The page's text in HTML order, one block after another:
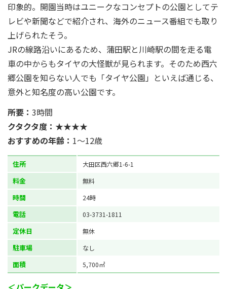
印象的。開園当時はユニークなコンセプトの公園としてテ
レビや新聞などで紹介され、海外のニュース番組でも取り
上げられたそう。
JRの線路沿いにあるため、蒲田駅と川崎駅の間を走る電
車の中からもタイヤの大怪獣が見られます。そのため西六
郷公園を知らない人でも「タイヤ公園」といえば通じる、
意外と知名度の高い公園です。
所要： 3時間
クタクタ度： ★★★★
おすすめの年齢： 1～12歳
住所 大田区西六郷1-6-1
料金 無料
時間 24時
電話 03-3731-1811
定休日 無休
駐車場 なし
面積 5,700㎡